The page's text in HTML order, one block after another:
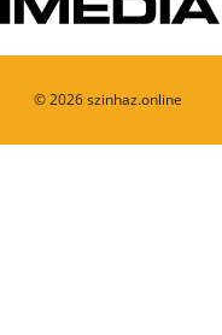
©2026szinhaz.online